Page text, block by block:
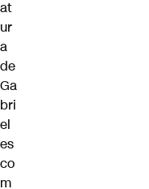
at
ur
a
de
Ga
bri
el
es
co
m